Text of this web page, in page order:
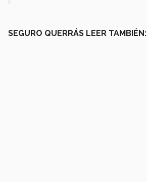
SEGURO QUERRÁS LEER TAMBIÉN: